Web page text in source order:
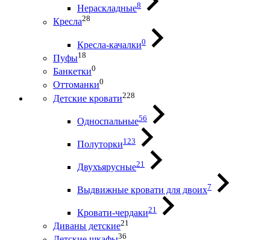
Нераскладные8
Кресла28
Кресла-качалки0
Пуфы18
Банкетки0
Оттоманки0
Детские кровати228
Односпальные56
Полуторки123
Двухъярусные21
Выдвижные кровати для двоих7
Кровати-чердаки21
Диваны детские21
36